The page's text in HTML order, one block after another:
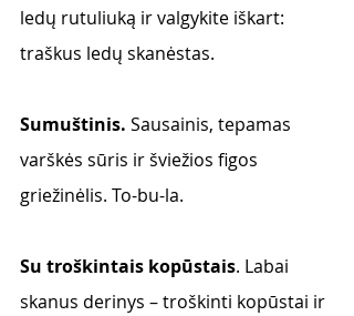
ledų rutuliuką ir valgykite iškart:
traškus ledų skanėstas.
Sumuštinis. Sausainis, tepamas
varškės sūris ir šviežios figos
griežinėlis. To-bu-la.
Su troškintais kopūstais. Labai
skanus derinys – troškinti kopūstai ir